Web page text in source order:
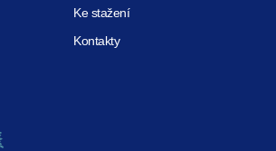
Ke stažení
Kontakty